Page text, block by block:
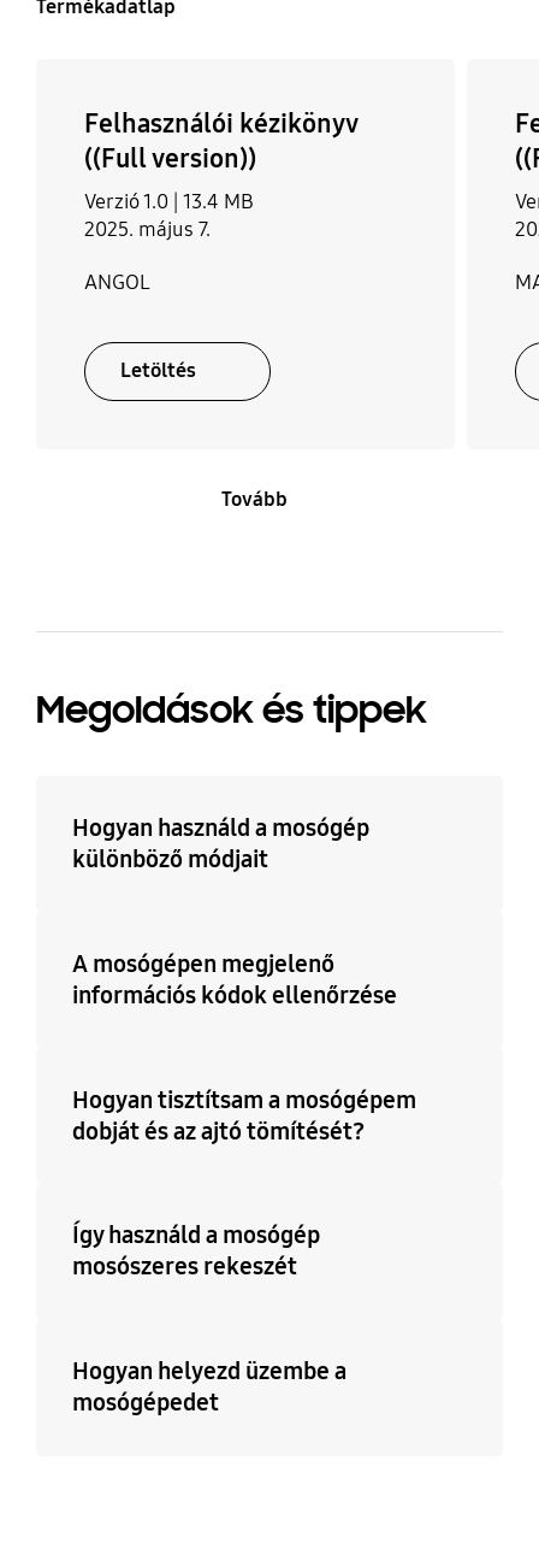
Termékadatlap
Felhasználói kézikönyv
((Full version))
Verzió 1.0 | 13.4 MB
2025. május 7.
ANGOL
Letöltés
Tovább
Megoldások és tippek
Hogyan használd a mosógép
különböző módjait
A mosógépen megjelenő
információs kódok ellenőrzése
Hogyan tisztítsam a mosógépem
dobját és az ajtó tömítését?
Így használd a mosógép
mosószeres rekeszét
Hogyan helyezd üzembe a
mosógépedet